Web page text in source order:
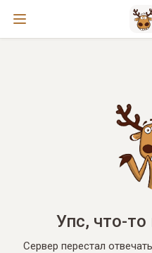
Упс, что-
Сервер перестал